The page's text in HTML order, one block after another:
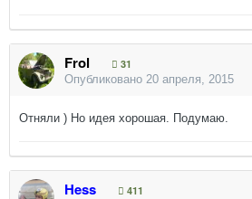
Frol
31
Опубликовано 20 апреля, 2015
Отняли ) Но идея хорошая. Подумаю.
Hess
411